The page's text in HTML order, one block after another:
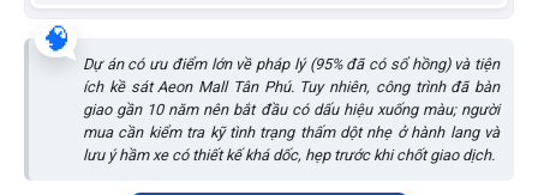
🧠
Dự án có ưu điểm lớn về pháp lý (95% đã có sổ hồng) và tiện
ích kề sát Aeon Mall Tân Phú. Tuy nhiên, công trình đã bàn
giao gần 10 năm nên bắt đầu có dấu hiệu xuống màu; người
mua cần kiểm tra kỹ tình trạng thấm dột nhẹ ở hành lang và
lưu ý hầm xe có thiết kế khá dốc, hẹp trước khi chốt giao dịch.